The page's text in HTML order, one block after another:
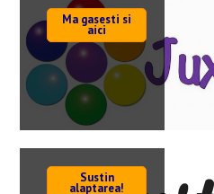
Ma gasesti si
aici
Sustin
alaptarea!